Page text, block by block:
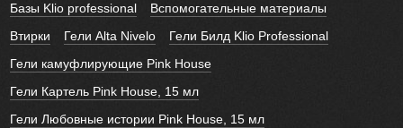
Базы Klio professional
Вспомогательные материалы
Втирки
Гели Alta Nivelo
Гели Билд Klio Professional
Гели камуфлирующие Pink House
Гели Картель Pink House, 15 мл
Гели Любовные истории Pink House, 15 мл